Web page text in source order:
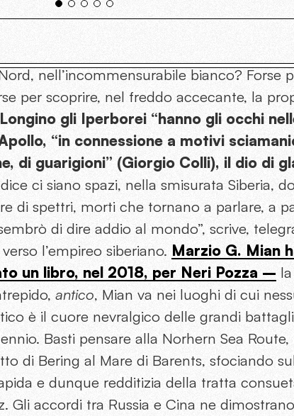
nell’incommensurabile bianco? Forse
per scoprire, nel freddo accecante, la
gli Iperborei “hanno gli occhi
“in connessione a motivi
di guarigioni” (Giorgio Colli), il dio di
ci siano spazi, nella smisurata Siberia,
di spettri, morti che tornano a parlare, a
di dire addio al mondo”, scrive,
l’empireo siberiano. Marzio G. Mian
un libro, nel 2018, per Neri Pozza –
antico, Mian va nei luoghi di cui
è il cuore nevralgico delle grandi
Basti pensare alla Norhern Sea
di Bering al Mare di Barents, sfociando
e dunque redditizia della tratta
Gli accordi tra Russia e Cina ne